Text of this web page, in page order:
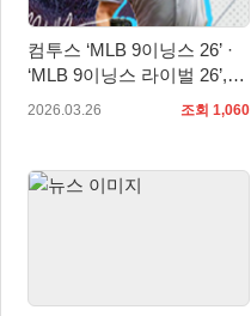
컴투스 ‘MLB 9이닝스 26’ ·
‘MLB 9이닝스 라이벌 26’,
2026 시즌 개막 맞이 대규모
2026.03.26 조회 1,060